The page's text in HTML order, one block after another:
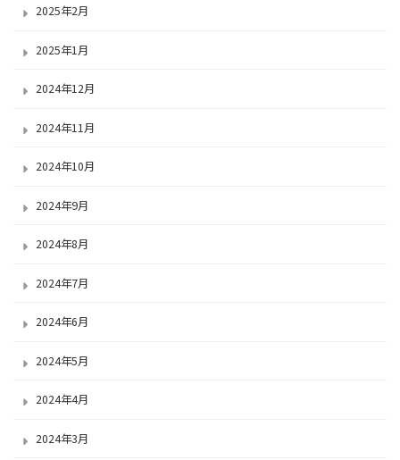
2025年2月
2025年1月
2024年12月
2024年11月
2024年10月
2024年9月
2024年8月
2024年7月
2024年6月
2024年5月
2024年4月
2024年3月